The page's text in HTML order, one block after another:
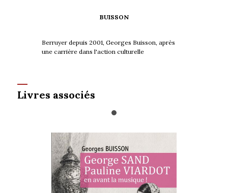
BUISSON
Berruyer depuis 2001, Georges Buisson, après
une carrière dans l'action culturelle
Livres associés